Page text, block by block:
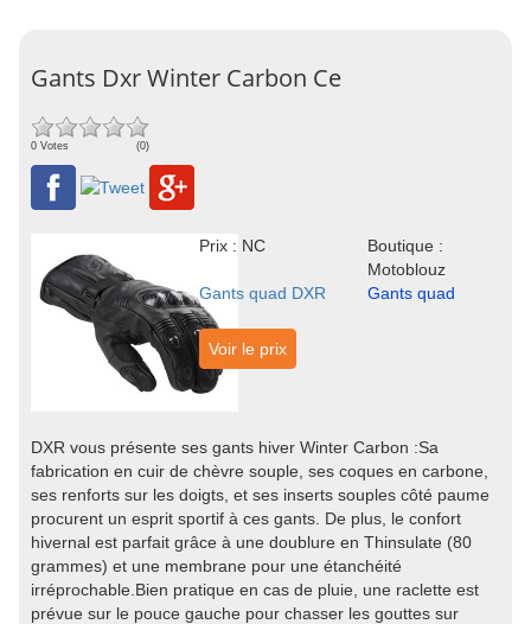
Gants Dxr Winter Carbon Ce
0 Votes (0)
Prix : NC
Boutique :
Motoblouz
Gants quad DXR
Gants quad
Voir le prix
DXR vous présente ses gants hiver Winter Carbon :Sa
fabrication en cuir de chèvre souple, ses coques en carbone,
ses renforts sur les doigts, et ses inserts souples côté paume
procurent un esprit sportif à ces gants. De plus, le confort
hivernal est parfait grâce à une doublure en Thinsulate (80
grammes) et une membrane pour une étanchéité
irréprochable.Bien pratique en cas de pluie, une raclette est
prévue sur le pouce gauche pour chasser les gouttes sur